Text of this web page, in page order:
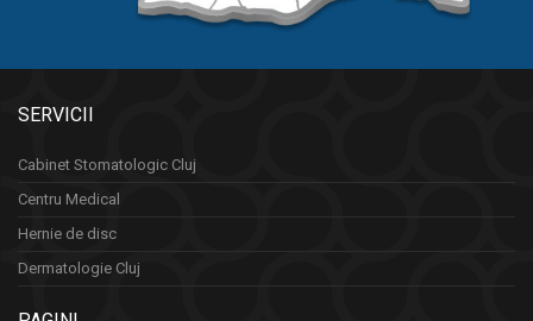
SERVICII
Cabinet Stomatologic Cluj
Centru Medical
Hernie de disc
Dermatologie Cluj